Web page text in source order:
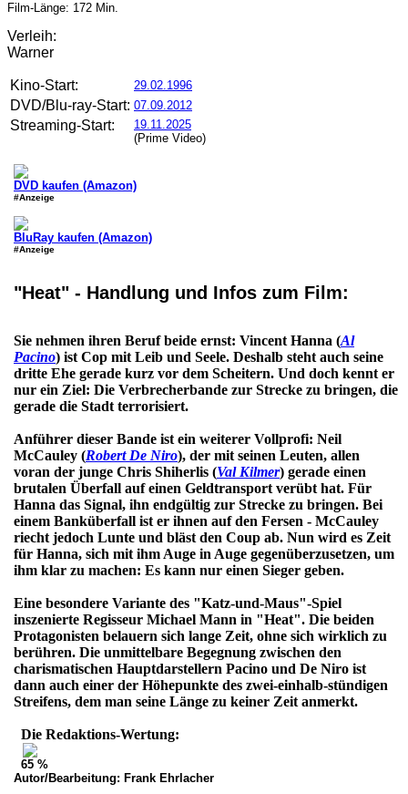
Film-Länge: 172 Min.
Verleih:
Warner
Kino-Start: 29.02.1996
DVD/Blu-ray-Start: 07.09.2012
Streaming-Start:
19.11.2025
(Prime Video)
DVD kaufen (Amazon)
#Anzeige
BluRay kaufen (Amazon)
#Anzeige
"Heat" - Handlung und Infos zum Film:
Sie nehmen ihren Beruf beide ernst: Vincent Hanna (Al
Pacino) ist Cop mit Leib und Seele. Deshalb steht auch seine
dritte Ehe gerade kurz vor dem Scheitern. Und doch kennt er
nur ein Ziel: Die Verbrecherbande zur Strecke zu bringen, die
gerade die Stadt terrorisiert.
Anführer dieser Bande ist ein weiterer Vollprofi: Neil
McCauley (Robert De Niro), der mit seinen Leuten, allen
voran der junge Chris Shiherlis (Val Kilmer) gerade einen
brutalen Überfall auf einen Geldtransport verübt hat. Für
Hanna das Signal, ihn endgültig zur Strecke zu bringen. Bei
einem Banküberfall ist er ihnen auf den Fersen - McCauley
riecht jedoch Lunte und bläst den Coup ab. Nun wird es Zeit
für Hanna, sich mit ihm Auge in Auge gegenüberzusetzen, um
ihm klar zu machen: Es kann nur einen Sieger geben.
Eine besondere Variante des "Katz-und-Maus"-Spiel
inszenierte Regisseur Michael Mann in "Heat". Die beiden
Protagonisten belauern sich lange Zeit, ohne sich wirklich zu
berühren. Die unmittelbare Begegnung zwischen den
charismatischen Hauptdarstellern Pacino und De Niro ist
dann auch einer der Höhepunkte des zwei-einhalb-stündigen
Streifens, dem man seine Länge zu keiner Zeit anmerkt.
Die Redaktions-Wertung:
65 %
Autor/Bearbeitung: Frank Ehrlacher